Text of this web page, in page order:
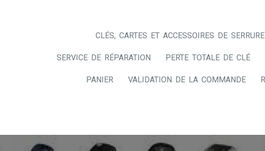
CLÉS, CARTES ET ACCESSOIRES DE
SERVICE DE RÉPARATION PERTE TOTALE DE CLÉ
PANIER VALIDATION DE LA COMMANDE